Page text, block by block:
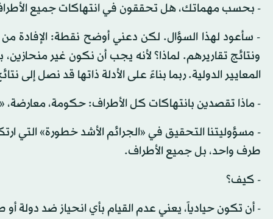
- بحسب مهماتك، هل تحققون في انتهاكات جميع
- سأعود لهذا السؤال. لكن دعني أوضح نقطة: الإفادة من
ونتائج تقاريرهم. لماذا؟ لأنه يجب أن نكون غير
المعايير الدولية. ربما بناءً على الأدلة ذاتها قد نصل إلى
- ماذا تقصدين بانتهاكات كل الأطراف: حكومة،
طرف واحد، بل جميع الأطراف.
- كيف؟
- أن تكون حيادياً، يعني عدم القيام بأي انحياز ضد دولة